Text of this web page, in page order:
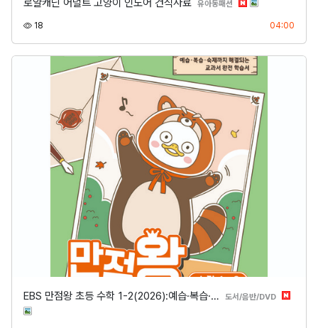
로얄캐닌 어덜트 고양이 인도어 건식사료 유아동패션 분류
18 04:00
EBS 만점왕 초등 수학 1-2(2026):예습·복습·… 도서/음반/DVD분류